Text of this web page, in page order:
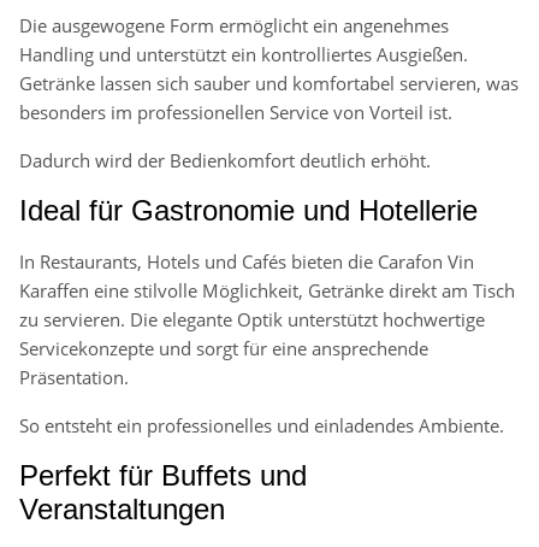
Die ausgewogene Form ermöglicht ein angenehmes
Handling und unterstützt ein kontrolliertes Ausgießen.
Getränke lassen sich sauber und komfortabel servieren, was
besonders im professionellen Service von Vorteil ist.
Dadurch wird der Bedienkomfort deutlich erhöht.
Ideal für Gastronomie und Hotellerie
In Restaurants, Hotels und Cafés bieten die Carafon Vin
Karaffen eine stilvolle Möglichkeit, Getränke direkt am Tisch
zu servieren. Die elegante Optik unterstützt hochwertige
Servicekonzepte und sorgt für eine ansprechende
Präsentation.
So entsteht ein professionelles und einladendes Ambiente.
Perfekt für Buffets und
Veranstaltungen